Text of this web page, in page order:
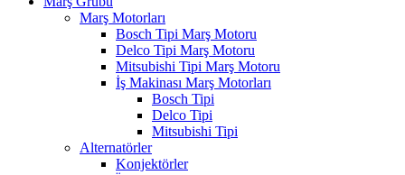
Marş Motorları
Bosch Tipi Marş Motoru
Delco Tipi Marş Motoru
Mitsubishi Tipi Marş Motoru
İş Makinası Marş Motorları
Bosch Tipi
Delco Tipi
Mitsubishi Tipi
Alternatörler
Konjektörler